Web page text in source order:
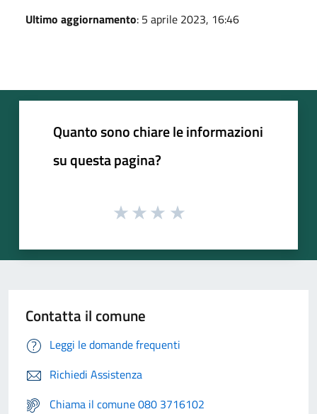
Ultimo aggiornamento: 5 aprile 2023, 16:46
Quanto sono chiare le informazioni
su questa pagina?
Contatta il comune
Leggi le domande frequenti
Richiedi Assistenza
Chiama il comune 080 3716102